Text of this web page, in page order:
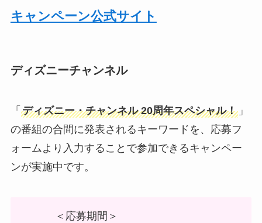
キャンペーン公式サイト
ディズニーチャンネル
「 ディズニー・チャンネル 20周年スペシャル！」
の番組の合間に発表されるキーワードを、応募フ
ォームより入力することで参加できるキャンペー
ンが実施中です。
＜応募期間＞